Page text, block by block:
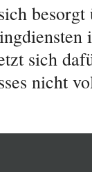
besorgt
sich
nicht